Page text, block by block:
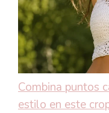
Combina puntos
estilo en este